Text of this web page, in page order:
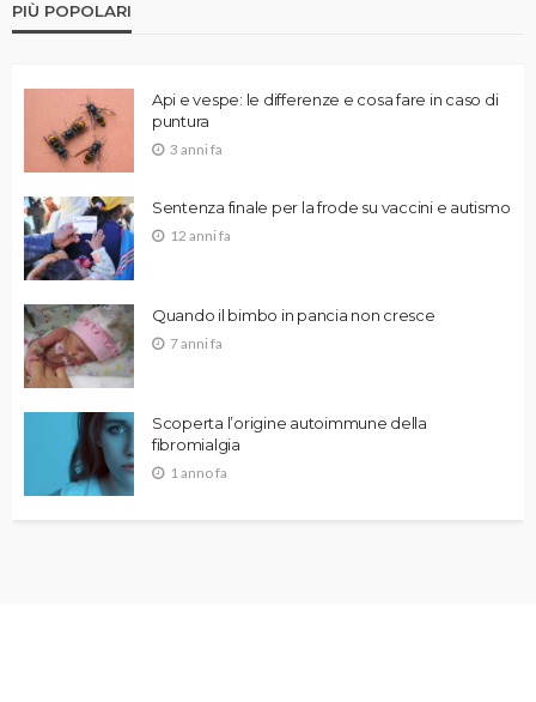
PIÙ POPOLARI
Api e vespe: le differenze e cosa fare in caso di
puntura
3 anni fa
Sentenza finale per la frode su vaccini e autismo
12 anni fa
Quando il bimbo in pancia non cresce
7 anni fa
Scoperta l’origine autoimmune della
fibromialgia
1 anno fa